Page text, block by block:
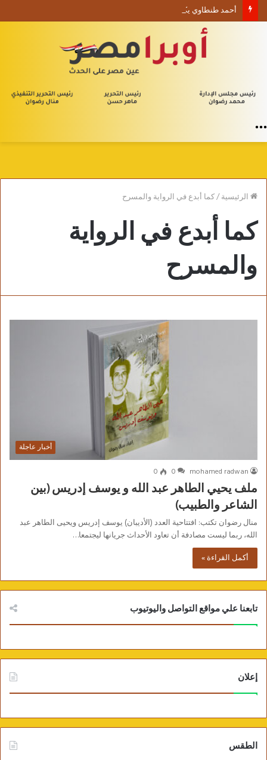
أحمد طنطاوي يكتب حين يصبح الوجود علامة استفهام
الرئيسية/كما أبدع في الرواية والمسرح
كما أبدع في الرواية
والمسرح
أخبار عاجلة
mohamed radwan
0
0
ملف يحيي الطاهر عبد الله و يوسف إدريس (بين
الشاعر والطبيب)
منال رضوان تكتب: افتتاحية العدد (الأديبان) يوسف إدريس ويحيى الطاهر عبد
الله، ربما ليست مصادفة أن تعاود الأحداث جريانها ليجتمعا…
أكمل القراءة »
تابعنا علي مواقع التواصل واليوتيوب
إعلان
الطقس